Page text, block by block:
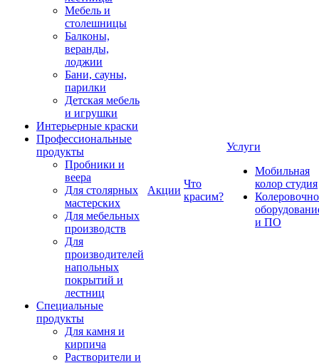
Мебель и
столешницы
Балконы,
веранды,
лоджии
Бани, сауны,
парилки
Детская мебель
и игрушки
Интерьерные краски
Профессиональные
продукты
Пробники и
веера
Для столярных
мастерских
Для мебельных
производств
Для
производителей
напольных
покрытий и
лестниц
Специальные
продукты
Для камня и
кирпича
Растворители и
Акции
Что
красим?
Услуги
Мобильная
колор студия
и ПО